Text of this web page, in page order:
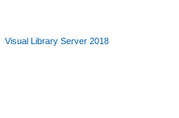
Visual Library Server 2018